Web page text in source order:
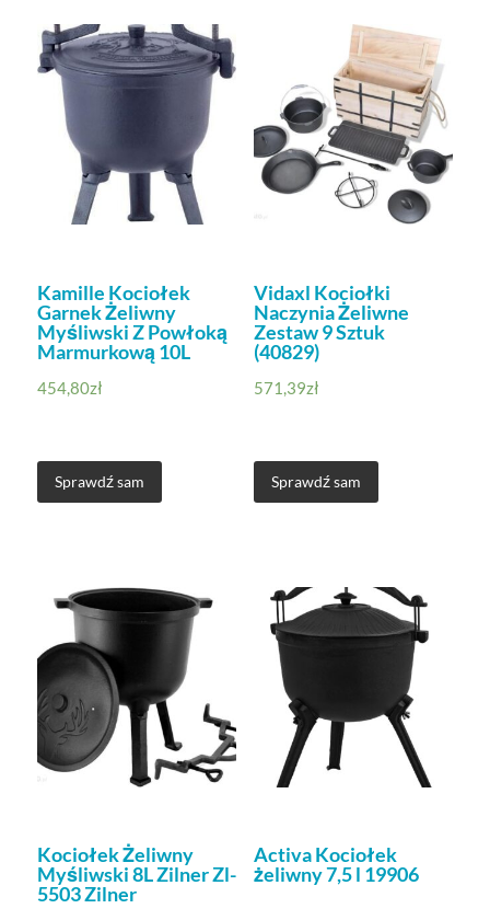
Kamille Kociołek
Garnek Żeliwny
Myśliwski Z Powłoką
Marmurkową 10L
454,80zł
Sprawdź sam
Vidaxl Kociołki
Naczynia Żeliwne
Zestaw 9 Sztuk
(40829)
571,39zł
Sprawdź sam
Kociołek Żeliwny
Myśliwski 8L Zilner Zl-
5503 Zilner
Activa Kociołek
żeliwny 7,5 l 19906